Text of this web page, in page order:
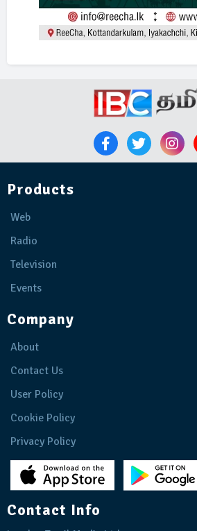
Products
Web
Radio
Television
Events
Company
About
Contact Us
User Policy
Cookie Policy
Privacy Policy
Contact Info